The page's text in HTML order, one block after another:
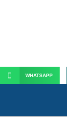
WHATSAPP